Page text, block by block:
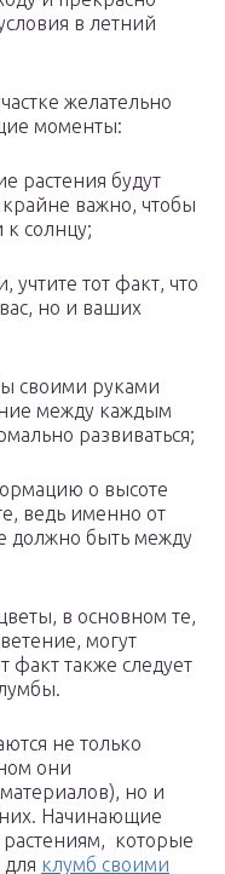
в летний
желательно
моменты:
растения будут
важно, чтобы
солнцу;
учтите тот факт, что
но и ваших
своими руками
между каждым
развиваться;
о высоте
ведь именно от
должно быть между
в основном те,
могут
факт также следует
не только
они
но и
Начинающие
которые
клумб своими